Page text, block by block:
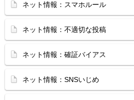
ネット情報：スマホルール
ネット情報：不適切な投稿
ネット情報：確証バイアス
ネット情報：SNSいじめ